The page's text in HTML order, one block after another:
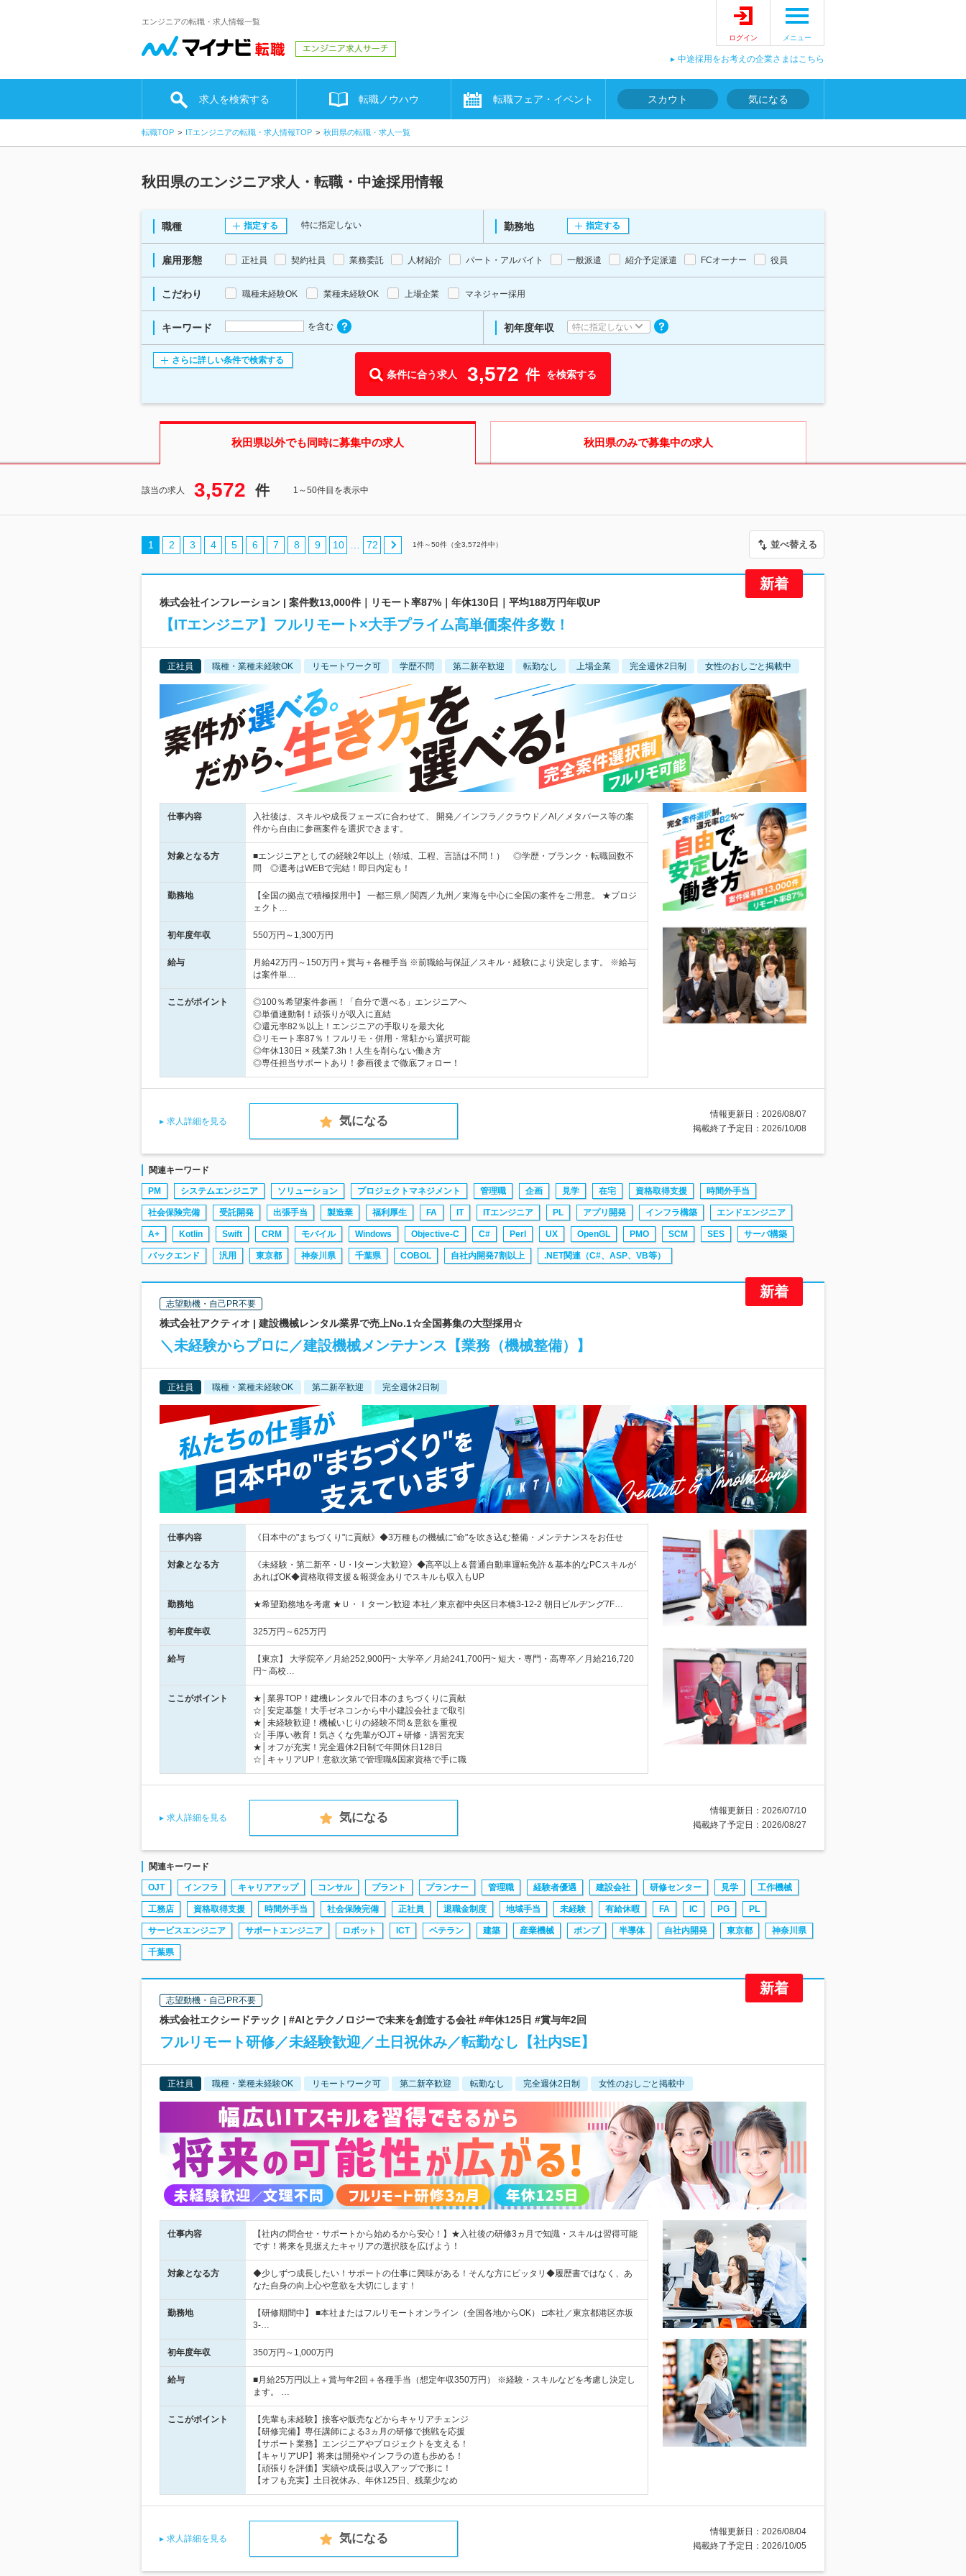
エンジニアの転職・求人情報一覧
ログイン メニュー
中途採用をお考えの企業さまはこちら
求人を検索する 転職ノウハウ 転職フェア・イベント スカウト 気になる
転職TOP ITエンジニアの転職・求人情報TOP 秋田県の転職・求人一覧
秋田県のエンジニア求人・転職・中途採用情報
職種 指定する 特に指定しない 勤務地 指定する
雇用形態 正社員 契約社員 業務委託 人材紹介 パート・アルバイト 一般派遣 紹介予定派遣 FCオーナー 役員
こだわり 職種未経験OK 業種未経験OK 上場企業 マネジャー採用
キーワード を含む 初年度年収 特に指定しない
さらに詳しい条件で検索する
条件に合う求人 3,572 件 を検索する
秋田県以外でも同時に募集中の求人 秋田県のみで募集中の求人
該当の求人 3,572 件 1～50件目を表示中
1 2 3 4 5 6 7 8 9 10 … 72 1件～50件（全3,572件中） 並べ替える
株式会社インフレーション | 案件数13,000件｜リモート率87%｜年休130日｜平均188万円年収UP
【ITエンジニア】フルリモート×大手プライム高単価案件多数！
正社員 職種・業種未経験OK リモートワーク可 学歴不問 第二新卒歓迎 転勤なし 上場企業 完全週休2日制 女性のおしごと掲載中
仕事内容
入社後は、スキルや成長フェーズに合わせて、 開発／インフラ／クラウド／AI／メタバース等の案
件から自由に参画案件を選択できます。
対象となる方
■エンジニアとしての経験2年以上（領域、工程、言語は不問！） ◎学歴・ブランク・転職回数不
問 ◎選考はWEBで完結！即日内定も！
勤務地
【全国の拠点で積極採用中】 一都三県／関西／九州／東海を中心に全国の案件をご用意。 ★プロジ
ェクト…
初年度年収 550万円～1,300万円
給与
月給42万円～150万円＋賞与＋各種手当 ※前職給与保証／スキル・経験により決定します。 ※給与
は案件単…
ここがポイント
◎100％希望案件参画！「自分で選べる」エンジニアへ
◎単価連動制！頑張りが収入に直結
◎還元率82％以上！エンジニアの手取りを最大化
◎リモート率87％！フルリモ・併用・常駐から選択可能
◎年休130日 × 残業7.3h！人生を削らない働き方
◎専任担当サポートあり！参画後まで徹底フォロー！
求人詳細を見る 気になる
情報更新日：2026/08/07
掲載終了予定日：2026/10/08
関連キーワード
PM システムエンジニア ソリューション プロジェクトマネジメント 管理職 企画 見学 在宅 資格取得支援 時間外手当
社会保険完備 受託開発 出張手当 製造業 福利厚生 FA IT ITエンジニア PL アプリ開発 インフラ構築 エンドエンジニア
A+ Kotlin Swift CRM モバイル Windows Objective-C C# Perl UX OpenGL PMO SCM SES サーバ構築
バックエンド 汎用 東京都 神奈川県 千葉県 COBOL 自社内開発7割以上 .NET関連（C#、ASP、VB等）
志望動機・自己PR不要
株式会社アクティオ | 建設機械レンタル業界で売上No.1☆全国募集の大型採用☆
＼未経験からプロに／建設機械メンテナンス【業務（機械整備）】
正社員 職種・業種未経験OK 第二新卒歓迎 完全週休2日制
仕事内容 《日本中の"まちづくり"に貢献》◆3万種もの機械に"命"を吹き込む整備・メンテナンスをお任せ
対象となる方
《未経験・第二新卒・U・Iターン大歓迎》◆高卒以上＆普通自動車運転免許＆基本的なPCスキルが
あればOK◆資格取得支援＆報奨金ありでスキルも収入もUP
勤務地 ★希望勤務地を考慮 ★Ｕ・Ｉターン歓迎 本社／東京都中央区日本橋3-12-2 朝日ビルヂング7F…
初年度年収 325万円～625万円
給与
【東京】 大学院卒／月給252,900円~ 大学卒／月給241,700円~ 短大・専門・高専卒／月給216,720
円~ 高校…
ここがポイント
★│業界TOP！建機レンタルで日本のまちづくりに貢献
☆│安定基盤！大手ゼネコンから中小建設会社まで取引
★│未経験歓迎！機械いじりの経験不問＆意欲を重視
☆│手厚い教育！気さくな先輩がOJT＋研修・講習充実
★│オフが充実！完全週休2日制で年間休日128日
☆│キャリアUP！意欲次第で管理職&国家資格で手に職
求人詳細を見る 気になる
情報更新日：2026/07/10
掲載終了予定日：2026/08/27
関連キーワード
OJT インフラ キャリアアップ コンサル プラント プランナー 管理職 経験者優遇 建設会社 研修センター 見学 工作機械
工務店 資格取得支援 時間外手当 社会保険完備 正社員 退職金制度 地域手当 未経験 有給休暇 FA IC PG PL
サービスエンジニア サポートエンジニア ロボット ICT ベテラン 建築 産業機械 ポンプ 半導体 自社内開発 東京都 神奈川県
千葉県
志望動機・自己PR不要
株式会社エクシードテック | #AIとテクノロジーで未来を創造する会社 #年休125日 #賞与年2回
フルリモート研修／未経験歓迎／土日祝休み／転勤なし【社内SE】
正社員 職種・業種未経験OK リモートワーク可 第二新卒歓迎 転勤なし 完全週休2日制 女性のおしごと掲載中
仕事内容
【社内の問合せ・サポートから始めるから安心！】★入社後の研修3ヵ月で知識・スキルは習得可能
です！将来を見据えたキャリアの選択肢を広げよう！
対象となる方
◆少しずつ成長したい！サポートの仕事に興味がある！そんな方にピッタリ◆履歴書ではなく、あ
なた自身の向上心や意欲を大切にします！
勤務地
【研修期間中】 ■本社またはフルリモートオンライン（全国各地からOK） □本社／東京都港区赤坂
3-…
初年度年収 350万円～1,000万円
給与
■月給25万円以上＋賞与年2回＋各種手当（想定年収350万円） ※経験・スキルなどを考慮し決定し
ます。 …
ここがポイント
【先輩も未経験】接客や販売などからキャリアチェンジ
【研修完備】専任講師による3ヵ月の研修で挑戦を応援
【サポート業務】エンジニアやプロジェクトを支える！
【キャリアUP】将来は開発やインフラの道も歩める！
【頑張りを評価】実績や成長は収入アップで形に！
【オフも充実】土日祝休み、年休125日、残業少なめ
求人詳細を見る 気になる
情報更新日：2026/08/04
掲載終了予定日：2026/10/05